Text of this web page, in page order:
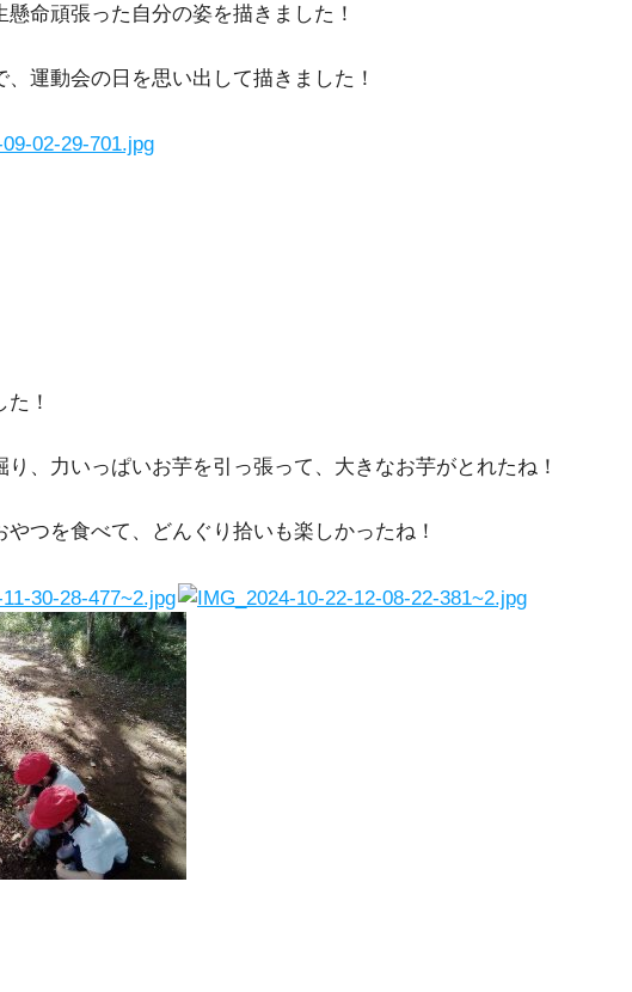
懸命頑張った自分の姿を描きました！
運動会の日を思い出して描きました！
！
、力いっぱいお芋を引っ張って、大きなお芋がとれたね！
つを食べて、どんぐり拾いも楽しかったね！